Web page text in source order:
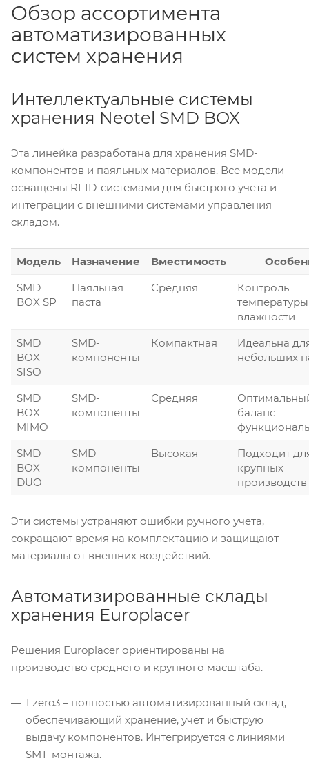
Обзор ассортимента
автоматизированных
систем хранения
Интеллектуальные системы
хранения Neotel SMD BOX
Эта линейка разработана для хранения SMD-
компонентов и паяльных материалов. Все модели
оснащены RFID-системами для быстрого учета и
интеграции с внешними системами управления
складом.
Модель Назначение Вместимость
SMD
BOX SP
Паяльная
паста
Средняя
Контроль
влажности
SMD
BOX
SISO
SMD-
компоненты
Компактная
Идеальна
небольших
SMD
BOX
MIMO
SMD-
компоненты
Средняя
баланс
SMD
BOX
DUO
SMD-
компоненты
Высокая
Подходит
крупных
производств
Эти системы устраняют ошибки ручного учета,
сокращают время на комплектацию и защищают
материалы от внешних воздействий.
Автоматизированные склады
хранения Europlacer
Решения Europlacer ориентированы на
производство среднего и крупного масштаба.
Lzero3 – полностью автоматизированный склад,
обеспечивающий хранение, учет и быструю
выдачу компонентов. Интегрируется с линиями
SMT-монтажа.